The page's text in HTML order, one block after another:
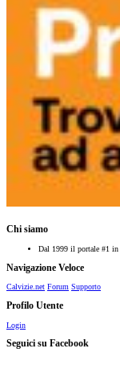
Chi siamo
Dal 1999 il portale #1 in
Navigazione Veloce
Calvizie.net Forum Supporto
Profilo Utente
Login
Seguici su Facebook